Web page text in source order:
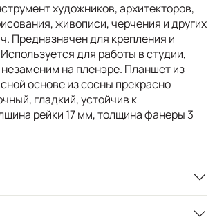
художников, архитекторов,
живописи, черчения и других
Предназначен для крепления и
для работы в студии,
на пленэре. Планшет из
основе из сосны прекрасно
гладкий, устойчив к
рейки 17 мм, толщина фанеры 3